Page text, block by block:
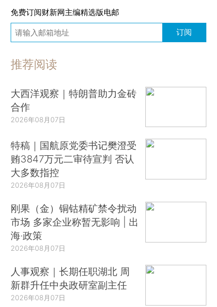
免费订阅财新网主编精选版电邮
订阅
推荐阅读
大西洋观察｜特朗普助力金砖
合作
2026年08月07日
特稿｜国航原党委书记樊澄受
贿3847万元二审待宣判 否认
大多数指控
2026年08月07日
刚果（金）铜钴精矿禁令扰动
市场 多家企业称暂无影响 | 出
海·政策
2026年08月07日
人事观察｜长期任职湖北 周
新群升任中央政研室副主任
2026年08月07日